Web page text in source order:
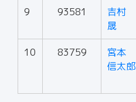
9 93581
吉村
晟
10 83759
宮本
信太郎